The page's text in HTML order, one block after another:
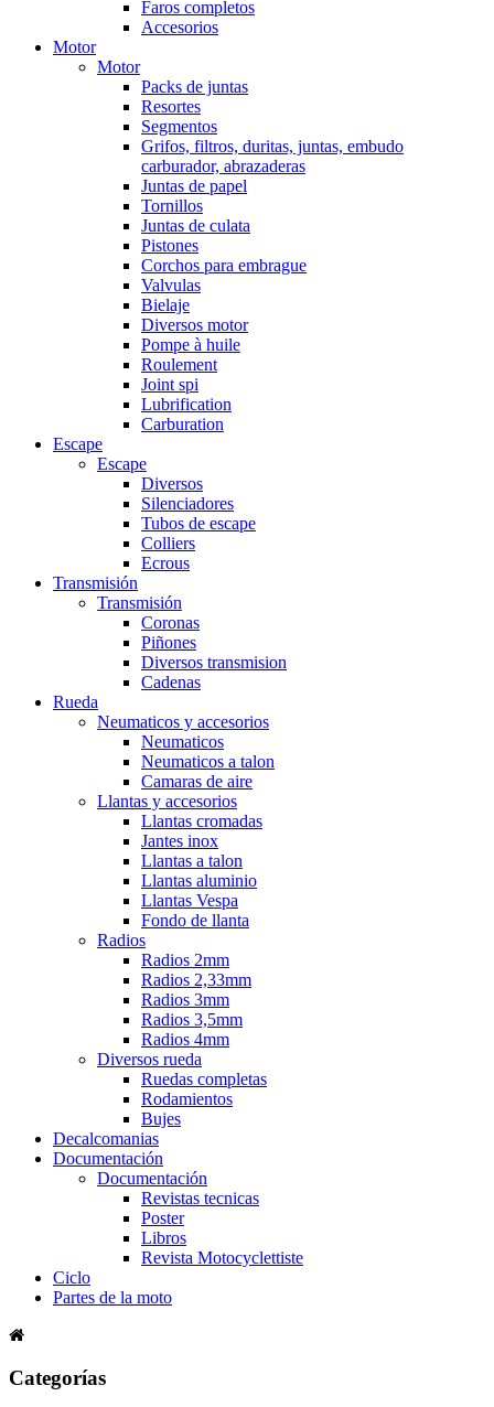
Faros completos
Accesorios
Motor
Motor
Packs de juntas
Resortes
Segmentos
Grifos, filtros, duritas, juntas, embudo
carburador, abrazaderas
Juntas de papel
Tornillos
Juntas de culata
Pistones
Corchos para embrague
Valvulas
Bielaje
Diversos motor
Pompe à huile
Roulement
Joint spi
Lubrification
Carburation
Escape
Escape
Diversos
Silenciadores
Tubos de escape
Colliers
Ecrous
Transmisión
Transmisión
Coronas
Piñones
Diversos transmision
Cadenas
Rueda
Neumaticos y accesorios
Neumaticos
Neumaticos a talon
Camaras de aire
Llantas y accesorios
Llantas cromadas
Jantes inox
Llantas a talon
Llantas aluminio
Llantas Vespa
Fondo de llanta
Radios
Radios 2mm
Radios 2,33mm
Radios 3mm
Radios 3,5mm
Radios 4mm
Diversos rueda
Ruedas completas
Rodamientos
Bujes
Decalcomanias
Documentación
Documentación
Revistas tecnicas
Poster
Libros
Revista Motocyclettiste
Ciclo
Partes de la moto
Categorías